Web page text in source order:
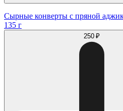
Сырные конверты с пряной
135 г
250 ₽